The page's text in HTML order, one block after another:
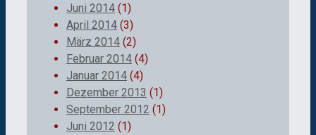
Juni 2014 (1)
April 2014 (3)
März 2014 (2)
Februar 2014 (4)
Januar 2014 (4)
Dezember 2013 (1)
September 2012 (1)
Juni 2012 (1)